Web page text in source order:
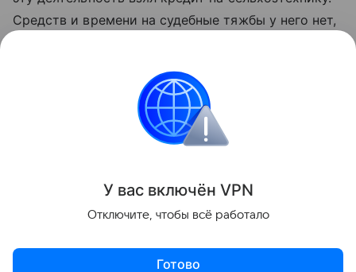
Средств и времени на судебные тяжбы у него нет,
Поделиться
У вас включён VPN
Отключите, чтобы всё работало
Готово